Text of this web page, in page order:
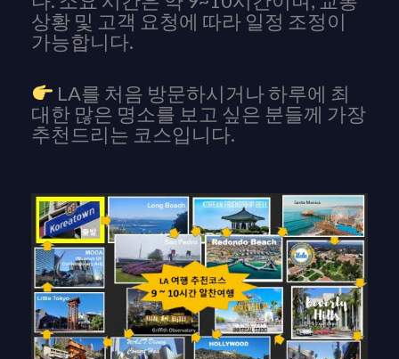
상황 및 고객 요청에 따라 일정 조정이
가능합니다.
LA를 처음 방문하시거나 하루에 최
대한 많은 명소를 보고 싶은 분들께 가장
추천드리는 코스입니다.